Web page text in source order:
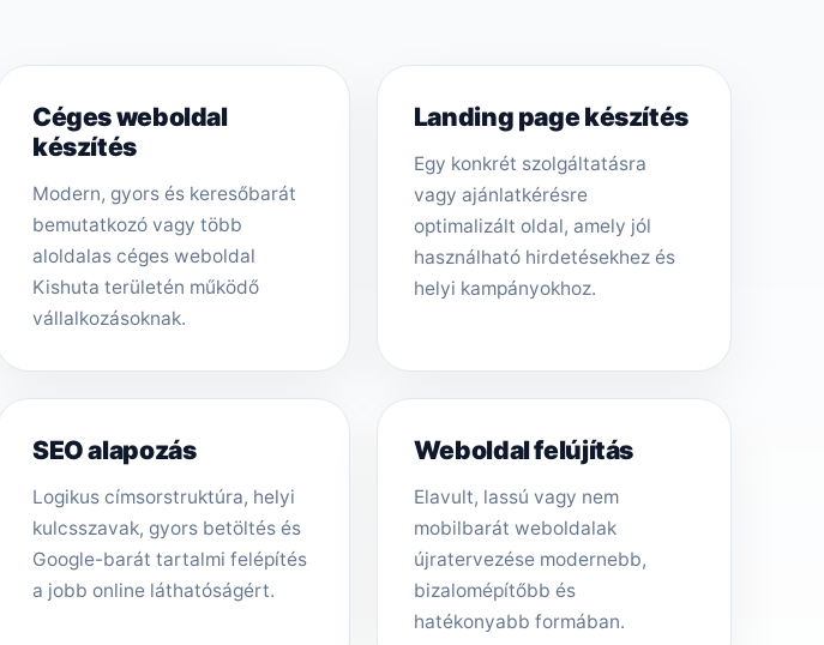
Céges weboldal
készítés
Modern, gyors és keresőbarát
bemutatkozó vagy több
aloldalas céges weboldal
Kishuta területén működő
vállalkozásoknak.
Landing page készítés
Egy konkrét szolgáltatásra
vagy ajánlatkérésre
optimalizált oldal, amely jól
használható hirdetésekhez és
helyi kampányokhoz.
SEO alapozás
Logikus címsorstruktúra, helyi
kulcsszavak, gyors betöltés és
Google-barát tartalmi felépítés
a jobb online láthatóságért.
Weboldal felújítás
Elavult, lassú vagy nem
mobilbarát weboldalak
újratervezése modernebb,
bizalomépítőbb és
hatékonyabb formában.